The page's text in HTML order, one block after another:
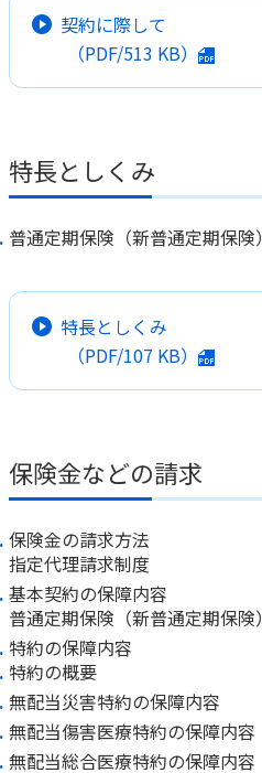
かんぽジャンクション
契約に際して
（PDF/513 KB）
特長としくみ
普通定期保険（新普通定期保険）
特長としくみ
（PDF/107 KB）
保険金などの請求
保険金の請求方法
指定代理請求制度
基本契約の保障内容
普通定期保険（新普通定期保険）
特約の保障内容
特約の概要
無配当災害特約の保障内容
無配当傷害医療特約の保障内容
無配当総合医療特約の保障内容